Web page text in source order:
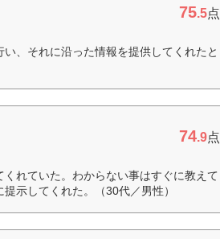
75.5点
、それに沿った情報を提供してくれたと
74.9点
れていた。わからない事はすぐに教えて
示してくれた。（30代／男性）